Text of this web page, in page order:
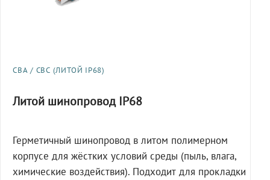
СВА / СВС (ЛИТОЙ IP68)
Литой шинопровод IP68
Герметичный шинопровод в литом полимерном
корпусе для жёстких условий среды (пыль, влага,
химические воздействия). Подходит для прокладки